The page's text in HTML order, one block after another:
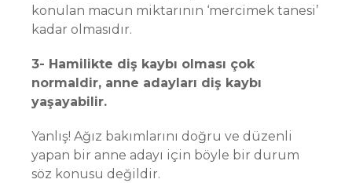
konulan macun miktarının ‘mercimek tanesi’
kadar olmasıdır.
3- Hamilikte diş kaybı olması çok
normaldir, anne adayları diş kaybı
yaşayabilir.
Yanlış! Ağız bakımlarını doğru ve düzenli
yapan bir anne adayı için böyle bir durum
söz konusu değildir.